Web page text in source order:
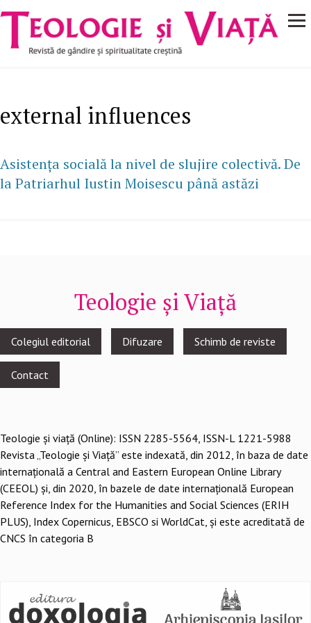
Mergi la conţinutul principal
Navigare
principală
external influences
Asistența socială la nivel de slujire colectivă. De
la Patriarhul Iustin Moisescu până astăzi
Teologie și Viață
Footer
menu
Colegiul editorial Difuzare Schimb de reviste
Contact
Teologie şi viaţă (Online): ISSN 2285-5564, ISSN-L 1221-5988
Revista „Teologie și Viață” este indexată, din 2012, în baza de date
internațională a Central and Eastern European Online Library
(CEEOL) și, din 2020, în bazele de date internațională European
Reference Index for the Humanities and Social Sciences (ERIH
PLUS), Index Copernicus, EBSCO si WorldCat, și este acreditată de
CNCS în categoria B